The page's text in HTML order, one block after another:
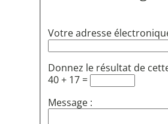
Votre adresse
Donnez le résultat de
40 + 17 =
Message :